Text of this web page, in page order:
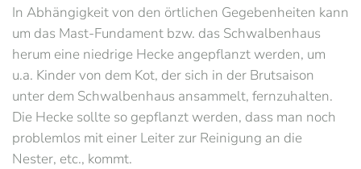
In Abhängigkeit von den örtlichen Gegebenheiten kann
um das Mast-Fundament bzw. das Schwalbenhaus
herum eine niedrige Hecke angepflanzt werden, um
u.a. Kinder von dem Kot, der sich in der Brutsaison
unter dem Schwalbenhaus ansammelt, fernzuhalten.
Die Hecke sollte so gepflanzt werden, dass man noch
problemlos mit einer Leiter zur Reinigung an die
Nester, etc., kommt.